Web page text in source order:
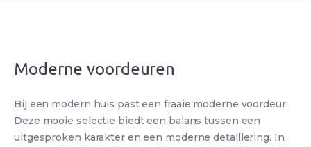
Moderne voordeuren
Bij een modern huis past een fraaie moderne voordeur.
Deze mooie selectie biedt een balans tussen een
uitgesproken karakter en een moderne detaillering. In